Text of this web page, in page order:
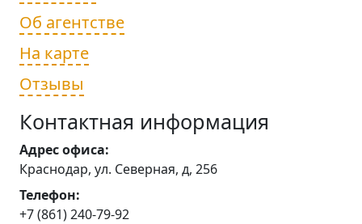
Об агентстве
На карте
Отзывы
Контактная информация
Адрес офиса:
Краснодар, ул. Северная, д, 256
Телефон:
+7 (861) 240-79-92